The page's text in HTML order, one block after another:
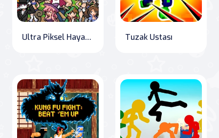
Ultra Piksel Hayatta Kalma Tuzak Ustası